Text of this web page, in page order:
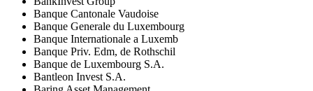
Banque Cantonale Vaudoise
Banque Generale du Luxembourg
Banque Internationale a Luxemb
Banque Priv. Edm, de Rothschil
Banque de Luxembourg S.A.
Bantleon Invest S.A.